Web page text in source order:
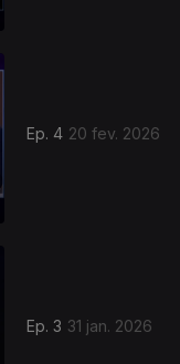
Ep. 4 20 fev. 2026
Ep. 3 31 jan. 2026